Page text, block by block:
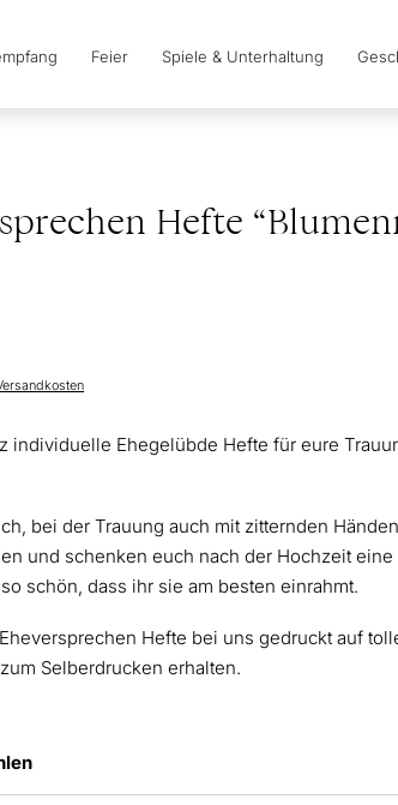
Feier Spiele & Unterhaltung
Hefte
individuelle Ehegelübde Hefte für eure
bei der Trauung auch mit zitternden
und schenken euch nach der Hochzeit
schön, dass ihr sie am besten einrahmt.
Hefte bei uns gedruckt auf
Selberdrucken erhalten.